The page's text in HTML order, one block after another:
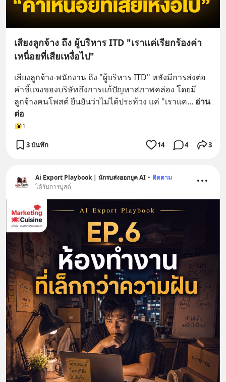
เสียงลูกจ้าง ถึง ผู้บริหาร ITD "เราแค่เรียกร้องค่า
เหนื่อยที่เสียเหงื่อไป"
เสียงลูกจ้าง-พนักงาน ถึง "ผู้บริหาร ITD" หลังมีการส่งต่อ
คำชี้แจงของบริษัทถึงการแก้ปัญหาสภาพคล่อง โดยมี
ลูกจ้างคนโพสต์ ยืนยันว่าไม่ได้ประท้วง แค่ "เราแค... อ่าน
ต่อ
1
3 บันทึก 14 4 3
Ai Export Playbook | นักรบส่งออกยุค AI • ติดตาม
ได้รับการบูสต์